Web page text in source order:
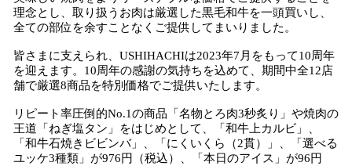
理念とし、取り扱うお肉は厳選した黒毛和牛を一頭買いし、
全ての部位を余すことなくご提供してまいりました。
皆さまに支えられ、USHIHACHIは2023年7月をもって10周年
を迎えます。10周年の感謝の気持ちを込めて、期間中全12店
舗で厳選8商品を特別価格でご提供いたします。
リピート率圧倒的No.1の商品「名物とろ肉3秒炙り」や焼肉の
王道「ねぎ塩タン」をはじめとして、「和牛上カルビ」、
「和牛石焼きビビンバ」、「にくいくら（2貫）」、「選べる
ユッケ3種類」が976円（税込）、「本日のアイス」が96円